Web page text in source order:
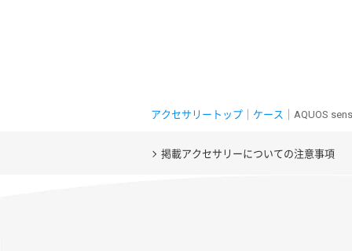
アクセサリートップ ケース ｜AQUOS
掲載アクセサリーについての注意事項